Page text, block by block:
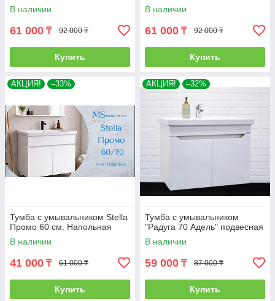
В наличии
61 000 ₸ 92 000 ₸
Купить
В наличии
61 000 ₸ 92 000 ₸
Купить
АКЦИЯ! –33%
Тумба с умывальником Stella
Промо 60 см. Напольная
В наличии
41 000 ₸ 61 000 ₸
Купить
АКЦИЯ! –32%
Тумба с умывальником
"Радуга 70 Адель" подвесная
В наличии
59 000 ₸ 87 000 ₸
Купить